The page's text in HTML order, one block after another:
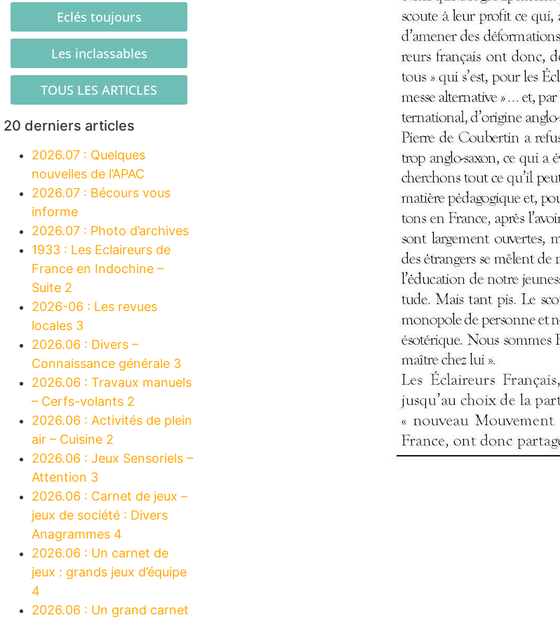
Eclés toujours
Les inclassables
TOUS LES ARTICLES
20 derniers articles
2026.07 : Quelques
nouvelles de l’APAC
2026.07 : Bécours vous
informe
2026.07 : Photo d’archives
1933 : Les Eclaireurs de
France en Indochine –
Suite 2
2026-06 : Les revues
locales 3
2026.06 : Divers –
Connaissance générale 3
2026.06 : Travaux manuels
– Cerfs-volants 2
2026.06 : Activités de plein
air – Cuisine 2
2026.06 : Jeux Sensoriels –
Attention 3
2026.06 : Carnet de jeux –
jeux de société : Divers
Anagrammes 4
2026.06 : Un carnet de
jeux : grands jeux d’équipe
4
2026.06 : Un grand carnet